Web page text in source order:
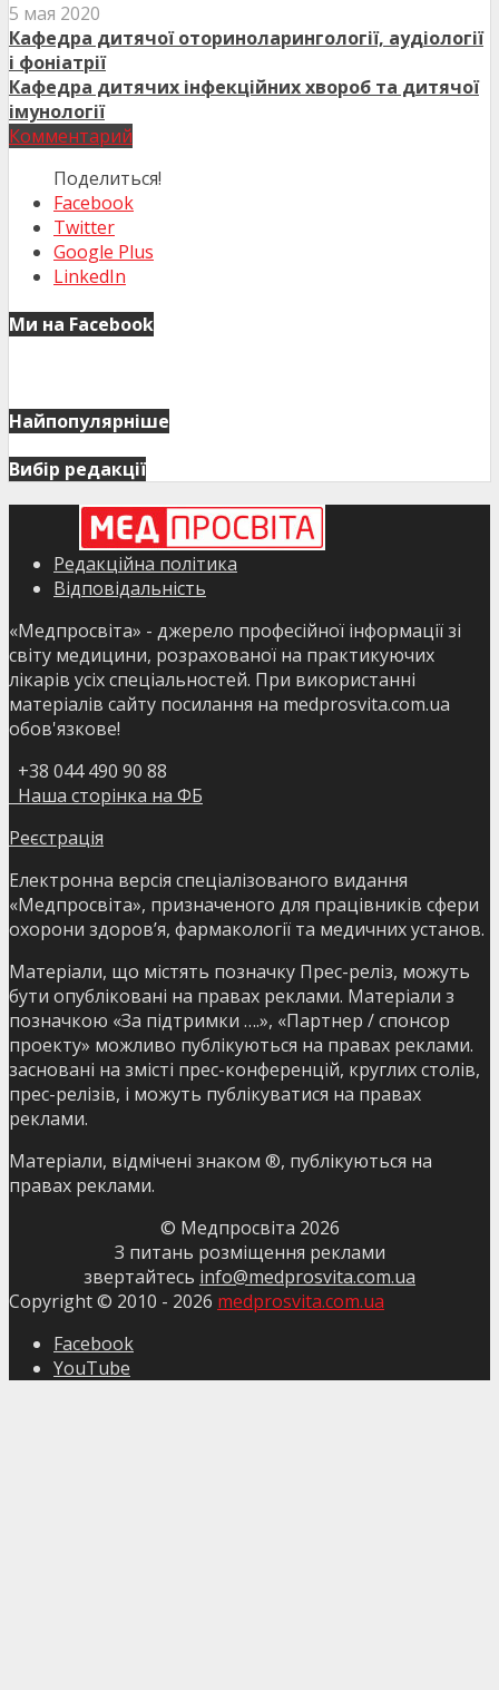
5 мая 2020
Кафедра дитячої оториноларингології, аудіології
і фоніатрії
Кафедра дитячих інфекційних хвороб та дитячої
імунології
Комментарий
Поделиться!
Facebook
Twitter
Google Plus
LinkedIn
Ми на Facebook
Найпопулярніше
Вибір редакції
Редакційна політика
Відповідальність
«Медпросвіта» - джерело професійної інформації зі
світу медицини, розрахованої на практикуючих
лікарів усіх спеціальностей. При використанні
матеріалів сайту посилання на medprosvita.com.ua
обов'язкове!
+38 044 490 90 88
Наша сторінка на ФБ
Реєстрація
Електронна версія спеціалізованого видання
«Медпросвіта», призначеного для працівників сфери
охорони здоров’я, фармакології та медичних установ.
Матеріали, що містять позначку Прес-реліз, можуть
бути опубліковані на правах реклами. Матеріали з
позначкою «За підтримки ….», «Партнер / спонсор
проекту» можливо публікуються на правах реклами.
засновані на змісті прес-конференцій, круглих столів,
прес-релізів, і можуть публікуватися на правах
реклами.
Матеріали, відмічені знаком ®, публікуються на
правах реклами.
© Медпросвіта 2026
З питань розміщення реклами
звертайтесь info@medprosvita.com.ua
Copyright © 2010 - 2026 medprosvita.com.ua
Facebook
YouTube